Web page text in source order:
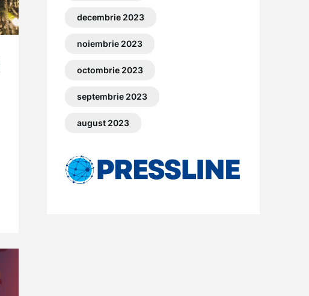
decembrie 2023
noiembrie 2023
octombrie 2023
septembrie 2023
august 2023